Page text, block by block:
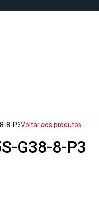
8-P3Voltar aos produtos
G38-8-P3